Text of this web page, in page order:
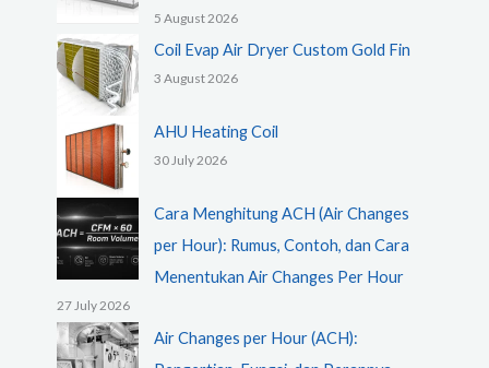
5 August 2026
Coil Evap Air Dryer Custom Gold Fin
3 August 2026
AHU Heating Coil
30 July 2026
Cara Menghitung ACH (Air Changes
per Hour): Rumus, Contoh, dan Cara
Menentukan Air Changes Per Hour
27 July 2026
Air Changes per Hour (ACH):